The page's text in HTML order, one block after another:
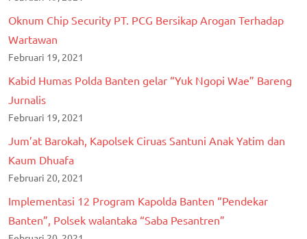
Oknum Chip Security PT. PCG Bersikap Arogan Terhadap
Wartawan
Februari 19, 2021
Kabid Humas Polda Banten gelar “Yuk Ngopi Wae” Bareng
Jurnalis
Februari 19, 2021
Jum’at Barokah, Kapolsek Ciruas Santuni Anak Yatim dan
Kaum Dhuafa
Februari 20, 2021
Implementasi 12 Program Kapolda Banten “Pendekar
Banten”, Polsek walantaka “Saba Pesantren”